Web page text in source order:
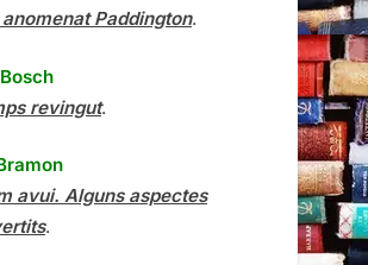
anomenat Paddington.
revingut.
avui. Alguns aspectes
.